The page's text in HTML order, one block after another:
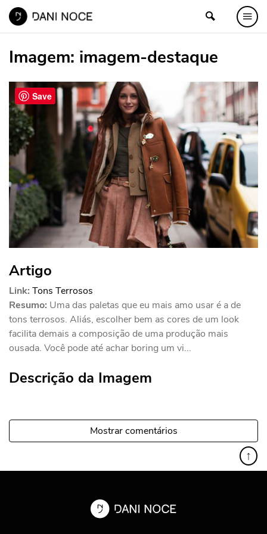
Imagem: imagem-destaque
Artigo
Link: Tons Terrosos
Resumo: Uma das paletas que eu mais amo usar é a de
tons terrosos. Aliás, escolher bem as cores de um look
facilita demais a composição de uma produção mais
ousada. Você pode até achar boring um vi...
Descrição da Imagem
Mostrar comentários
↑
Save